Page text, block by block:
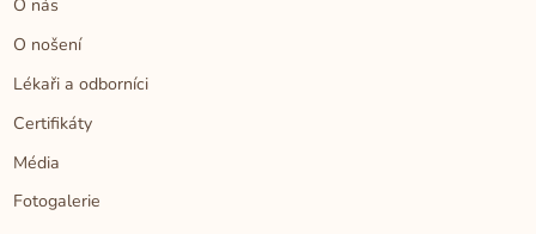
O nás
O nošení
Lékaři a odborníci
Certifikáty
Média
Fotogalerie